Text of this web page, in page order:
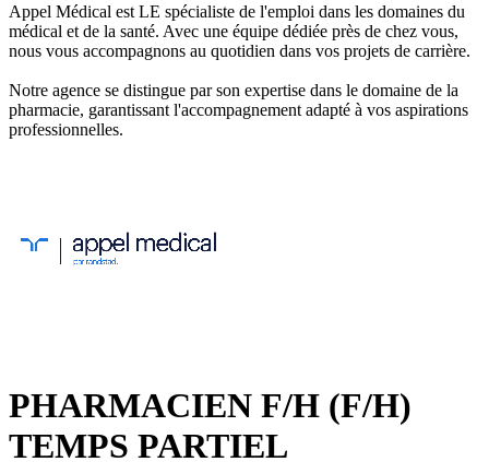
Appel Médical est LE spécialiste de l'emploi dans les domaines du
médical et de la santé. Avec une équipe dédiée près de chez vous,
nous vous accompagnons au quotidien dans vos projets de carrière.
Notre agence se distingue par son expertise dans le domaine de la
pharmacie, garantissant l'accompagnement adapté à vos aspirations
professionnelles.
PHARMACIEN F/H (F/H)
TEMPS PARTIEL